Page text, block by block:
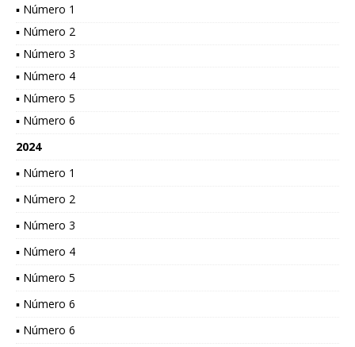
▪ Número 1
▪ Número 2
▪ Número 3
▪ Número 4
▪ Número 5
▪ Número 6
2024
▪ Número 1
▪ Número 2
▪ Número 3
▪ Número 4
▪ Número 5
▪ Número 6
▪ Número 6